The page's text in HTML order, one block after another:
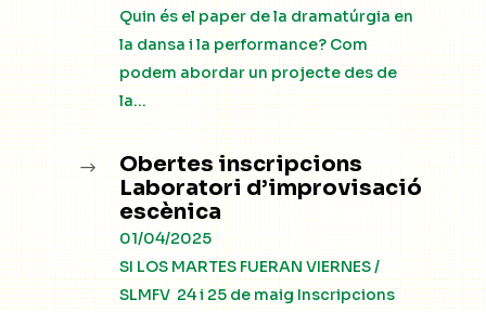
Quin és el paper de la dramatúrgia en
la dansa i la performance? Com
podem abordar un projecte des de
la...
$
Obertes inscripcions
Laboratori d’improvisació
escènica
01/04/2025
SI LOS MARTES FUERAN VIERNES /
SLMFV 24 i 25 de maig Inscripcions